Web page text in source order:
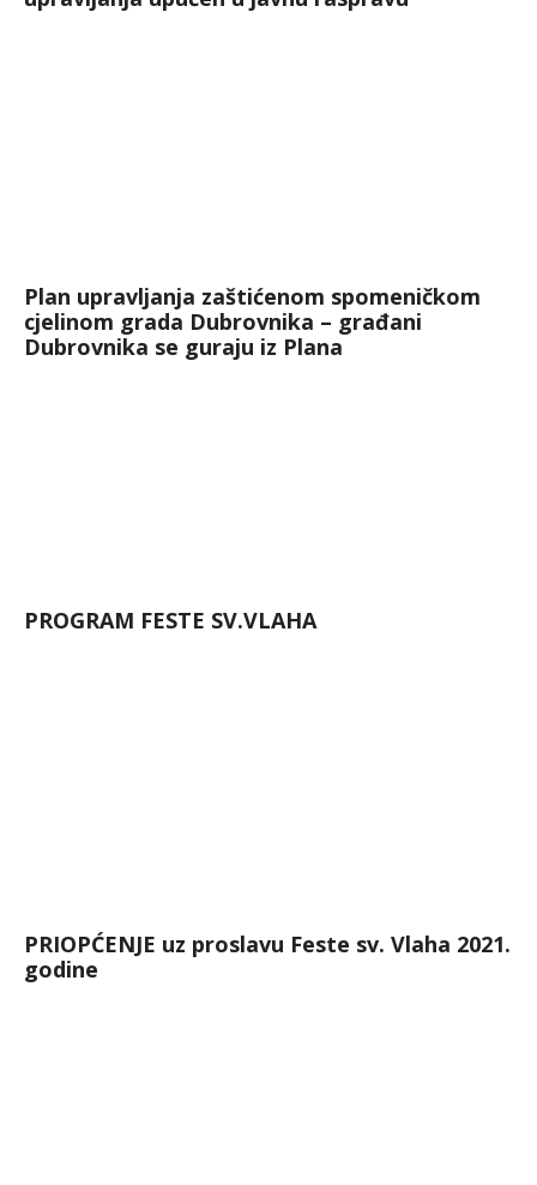
Plan upravljanja zaštićenom spomeničkom
cjelinom grada Dubrovnika – građani
Dubrovnika se guraju iz Plana
PROGRAM FESTE SV.VLAHA
PRIOPĆENJE uz proslavu Feste sv. Vlaha 2021.
godine